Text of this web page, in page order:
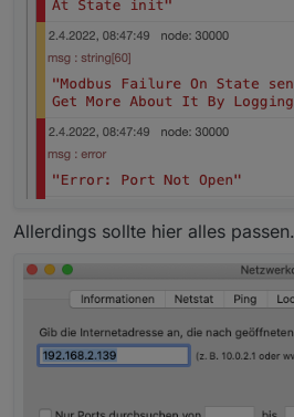
Allerdings sollte hier alles passen.